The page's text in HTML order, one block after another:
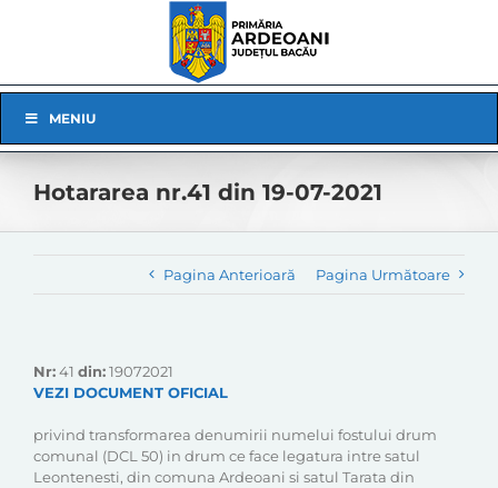
Navigation
MENIU
Hotararea nr.41 din 19-07-2021
Pagina Anterioară Pagina Următoare
Nr:41 din:19072021
VEZI DOCUMENT OFICIAL
privind transformarea denumirii numelui fostului drum
comunal (DCL 50) in drum ce face legatura intre satul
Leontenesti, din comuna Ardeoani si satul Tarata din